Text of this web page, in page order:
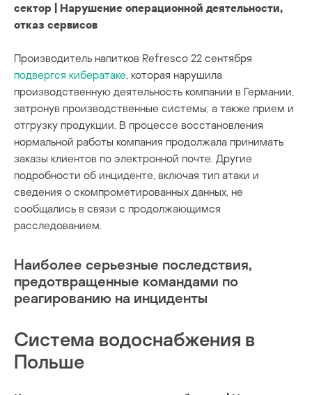
сектор | Нарушение операционной деятельности,
отказ сервисов
Производитель напитков Refresco 22 сентября
подвергся кибератаке, которая нарушила
производственную деятельность компании в Германии,
затронув производственные системы, а также прием и
отгрузку продукции. В процессе восстановления
нормальной работы компания продолжала принимать
заказы клиентов по электронной почте. Другие
подробности об инциденте, включая тип атаки и
сведения о скомпрометированных данных, не
сообщались в связи с продолжающимся
расследованием.
Наиболее серьезные последствия,
предотвращенные командами по
реагированию на инциденты
Система водоснабжения в
Польше